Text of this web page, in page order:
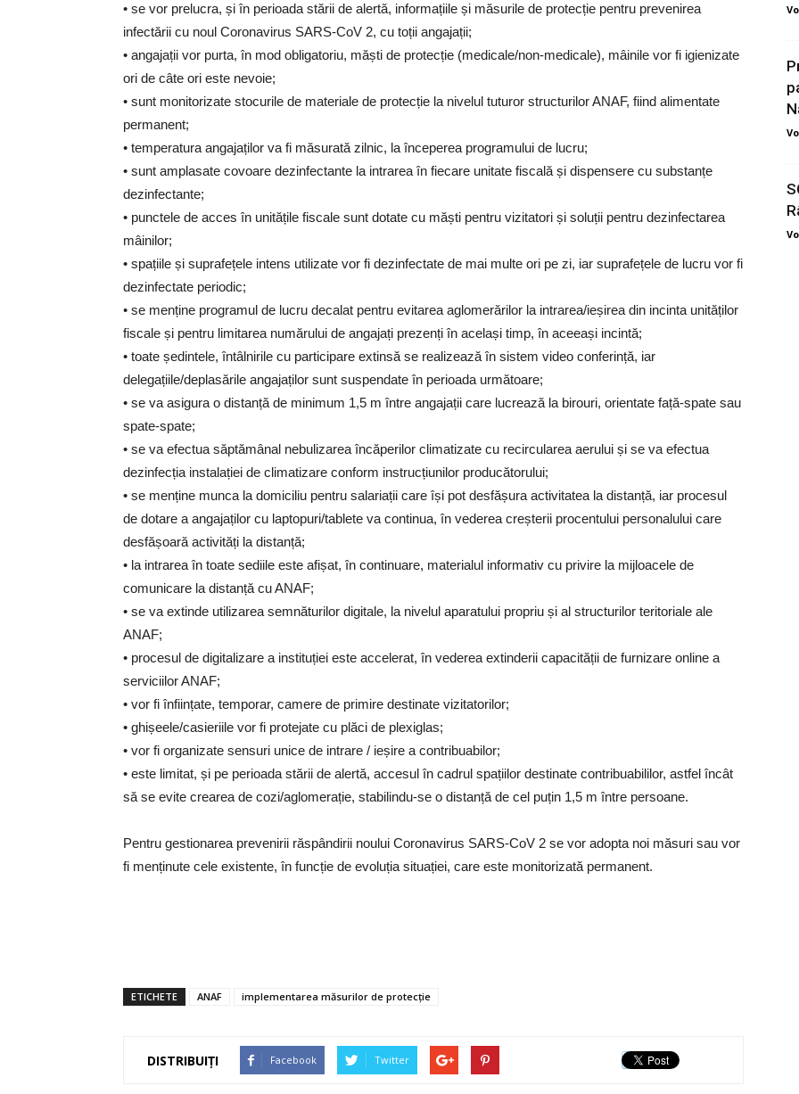
• se vor prelucra, și în perioada stării de alertă, informațiile și măsurile de protecție pentru prevenirea
infectării cu noul Coronavirus SARS-CoV 2, cu toții angajații;
• angajații vor purta, în mod obligatoriu, măști de protecție (medicale/non-medicale), mâinile vor fi igienizate
ori de câte ori este nevoie;
• sunt monitorizate stocurile de materiale de protecție la nivelul tuturor structurilor ANAF, fiind alimentate
permanent;
• temperatura angajaților va fi măsurată zilnic, la începerea programului de lucru;
• sunt amplasate covoare dezinfectante la intrarea în fiecare unitate fiscală și dispensere cu substanțe
dezinfectante;
• punctele de acces în unitățile fiscale sunt dotate cu măști pentru vizitatori și soluții pentru dezinfectarea
mâinilor;
• spațiile și suprafețele intens utilizate vor fi dezinfectate de mai multe ori pe zi, iar suprafețele de lucru vor fi
dezinfectate periodic;
• se menține programul de lucru decalat pentru evitarea aglomerărilor la intrarea/ieșirea din incinta unităților
fiscale și pentru limitarea numărului de angajați prezenți în același timp, în aceeași incintă;
• toate ședintele, întâlnirile cu participare extinsă se realizează în sistem video conferință, iar
delegațiile/deplasările angajaților sunt suspendate în perioada următoare;
• se va asigura o distanță de minimum 1,5 m între angajații care lucrează la birouri, orientate față-spate sau
spate-spate;
• se va efectua săptămânal nebulizarea încăperilor climatizate cu recircularea aerului și se va efectua
dezinfecția instalației de climatizare conform instrucțiunilor producătorului;
• se menține munca la domiciliu pentru salariații care își pot desfășura activitatea la distanță, iar procesul
de dotare a angajaților cu laptopuri/tablete va continua, în vederea creșterii procentului personalului care
desfășoară activități la distanță;
• la intrarea în toate sediile este afișat, în continuare, materialul informativ cu privire la mijloacele de
comunicare la distanță cu ANAF;
• se va extinde utilizarea semnăturilor digitale, la nivelul aparatului propriu și al structurilor teritoriale ale
ANAF;
• procesul de digitalizare a instituției este accelerat, în vederea extinderii capacității de furnizare online a
serviciilor ANAF;
• vor fi înființate, temporar, camere de primire destinate vizitatorilor;
• ghișeele/casieriile vor fi protejate cu plăci de plexiglas;
• vor fi organizate sensuri unice de intrare / ieșire a contribuabilor;
• este limitat, și pe perioada stării de alertă, accesul în cadrul spațiilor destinate contribuabililor, astfel încât
să se evite crearea de cozi/aglomerație, stabilindu-se o distanță de cel puțin 1,5 m între persoane.
Pentru gestionarea prevenirii răspândirii noului Coronavirus SARS-CoV 2 se vor adopta noi măsuri sau vor
fi menținute cele existente, în funcție de evoluția situației, care este monitorizată permanent.
ETICHETE ANAF implementarea măsurilor de protecție
DISTRIBUIȚI Facebook Twitter